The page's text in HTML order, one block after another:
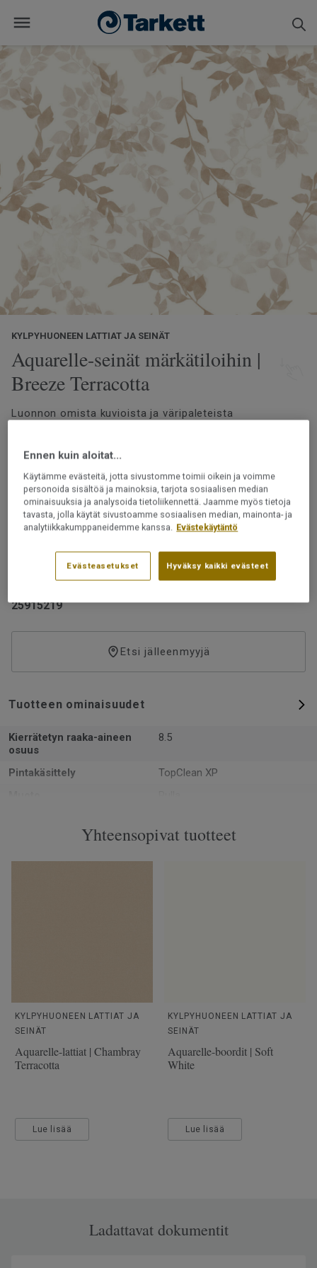
KYLPYHUONEEN LATTIAT JA SEINÄT
Aquarelle-seinät märkätiloihin |
Breeze Terracotta
Luonnon omista kuvioista ja väripaleteista
ja marmorikuoseista sekä sementtipinnoista aina
botanisiin yksityiskohtiin ja graafisiin kuvioihin
modernilla ja tyylikkäällä ilmeellä.
Päällysteet saa asentaa märkätiloihin vain
ammattilainen.
Lue lisää
Märkätilan tapetti vedenpitävällä designilla
Helppohoitoinen
25915219
Etsi jälleenmyyjä
Tuotteen ominaisuudet
Kierrätetyn raaka-aineen
osuus
8.5
Pintakäsittely
TopClean XP
Euroopassa Europe
Paino
Yhteensopivat tuotteet
KYLPYHUONEEN LATTIAT JA
SEINÄT
Aquarelle-lattiat | Chambray
Terracotta
Lue lisää
KYLPYHUONEEN LATTIAT JA
SEINÄT
Aquarelle-boordit | Soft
White
Lue lisää
Ladattavat dokumentit
Ennen kuin aloitat...
Käytämme evästeitä, jotta sivustomme toimii oikein ja voimme
personoida sisältöä ja mainoksia, tarjota sosiaalisen median
ominaisuuksia ja analysoida tietoliikennettä. Jaamme myös tietoja
tavasta, jolla käytät sivustoamme sosiaalisen median, mainonta- ja
analytiikkakumppaneidemme kanssa. Evästekäytäntö
Evästeasetukset Hyväksy kaikki evästeet